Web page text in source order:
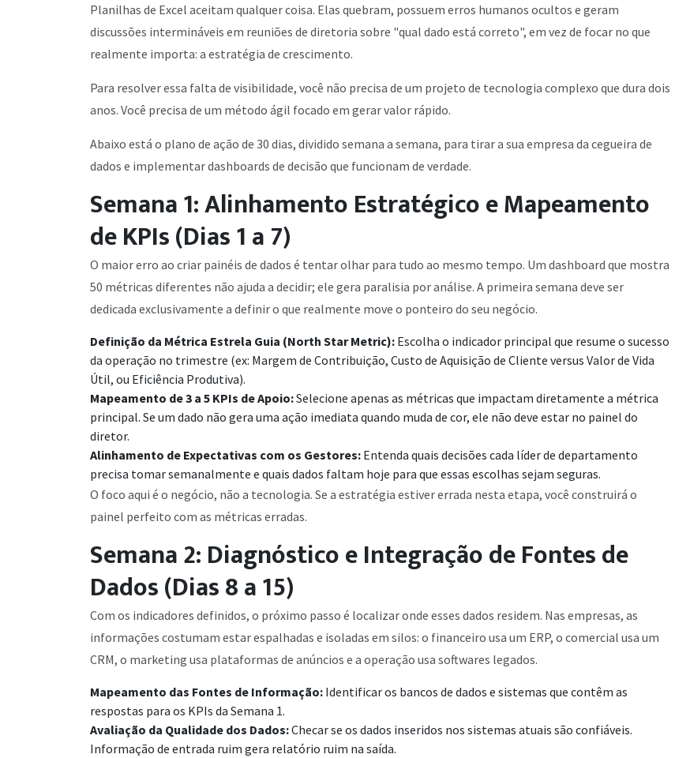
Planilhas de Excel aceitam qualquer coisa. Elas quebram, possuem erros humanos ocultos e geram
discussões intermináveis em reuniões de diretoria sobre "qual dado está correto", em vez de focar no que
realmente importa: a estratégia de crescimento.
Para resolver essa falta de visibilidade, você não precisa de um projeto de tecnologia complexo que dura dois
anos. Você precisa de um método ágil focado em gerar valor rápido.
Abaixo está o plano de ação de 30 dias, dividido semana a semana, para tirar a sua empresa da cegueira de
dados e implementar dashboards de decisão que funcionam de verdade.
Semana 1: Alinhamento Estratégico e Mapeamento
de KPIs (Dias 1 a 7)
O maior erro ao criar painéis de dados é tentar olhar para tudo ao mesmo tempo. Um dashboard que mostra
50 métricas diferentes não ajuda a decidir; ele gera paralisia por análise. A primeira semana deve ser
dedicada exclusivamente a definir o que realmente move o ponteiro do seu negócio.
Definição da Métrica Estrela Guia (North Star Metric): Escolha o indicador principal que resume o sucesso
da operação no trimestre (ex: Margem de Contribuição, Custo de Aquisição de Cliente versus Valor de Vida
Útil, ou Eficiência Produtiva).
Mapeamento de 3 a 5 KPIs de Apoio:Selecione apenas as métricas que impactam diretamente a métrica
principal. Se um dado não gera uma ação imediata quando muda de cor, ele não deve estar no painel do
diretor.
Alinhamento de Expectativas com os Gestores: Entenda quais decisões cada líder de departamento
precisa tomar semanalmente e quais dados faltam hoje para que essas escolhas sejam seguras.
O foco aqui é o negócio, não a tecnologia. Se a estratégia estiver errada nesta etapa, você construirá o
painel perfeito com as métricas erradas.
Semana 2: Diagnóstico e Integração de Fontes de
Dados (Dias 8 a 15)
Com os indicadores definidos, o próximo passo é localizar onde esses dados residem. Nas empresas, as
informações costumam estar espalhadas e isoladas em silos: o financeiro usa um ERP, o comercial usa um
CRM, o marketing usa plataformas de anúncios e a operação usa softwares legados.
Mapeamento das Fontes de Informação: Identificar os bancos de dados e sistemas que contêm as
respostas para os KPIs da Semana 1.
Avaliação da Qualidade dos Dados:Checar se os dados inseridos nos sistemas atuais são confiáveis.
Informação de entrada ruim gera relatório ruim na saída.